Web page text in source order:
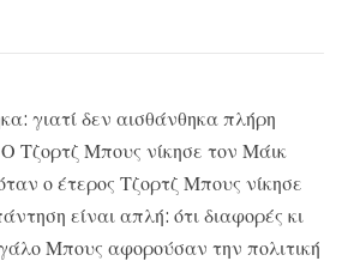
γιατί δεν αισθάνθηκα πλήρη
Τζορτζ Μπους νίκησε τον Μάικ
ο έτερος Τζορτζ Μπους νίκησε
είναι απλή: ότι διαφορές κι
Μπους αφορούσαν την πολιτική